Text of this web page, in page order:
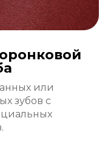
или
зубов с